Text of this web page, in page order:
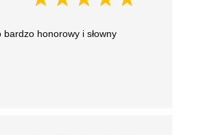
bardzo honorowy i słowny